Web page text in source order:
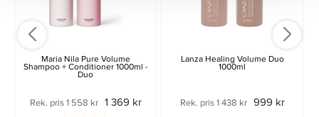
Maria Nila Pure Volume
Shampoo + Conditioner 1000ml -
Duo
Rek. pris 1 558 kr 1 369 kr
Lanza Healing Volume Duo
1000ml
Rek. pris 1 438 kr 999 kr